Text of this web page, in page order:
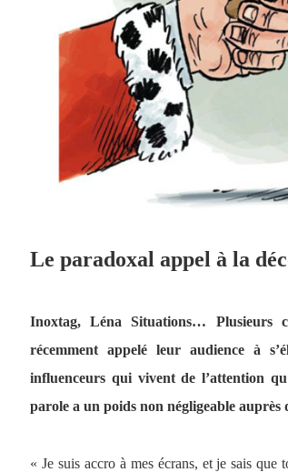
Le paradoxal appel à la
Inoxtag, Léna Situations… Plusieurs
récemment appelé leur audience à
influenceurs qui vivent de l’attention
parole a un poids non négligeable
« Je suis accro à mes écrans, et je sais